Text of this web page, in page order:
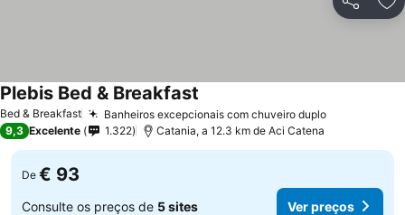
Partilhar
Bed & Breakfast Banheiros excepcionais com chuveiro duplo
Plebis Bed & Breakfast
9,3 Excelente 1.322 Catania, a 12.3 km de Aci Catena
De € 93
Consulte os preços de 5 sites Ver preços